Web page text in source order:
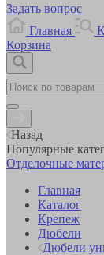
Задать вопрос
Главная
Корзина
Назад
Популярные
Отделочные
Главная
Каталог
Крепеж
Дюбели
Дюбели